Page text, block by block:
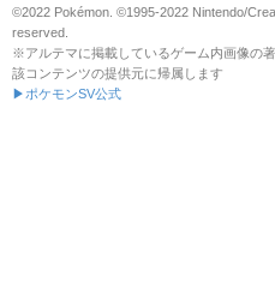
©2022 Pokémon. ©1995-2022 Nintendo/
reserved.
※アルテマに掲載しているゲーム内画像の
該コンテンツの提供元に帰属します
▶ポケモンSV公式